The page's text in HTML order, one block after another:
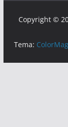
Copyright ©
Tema: ColorMag